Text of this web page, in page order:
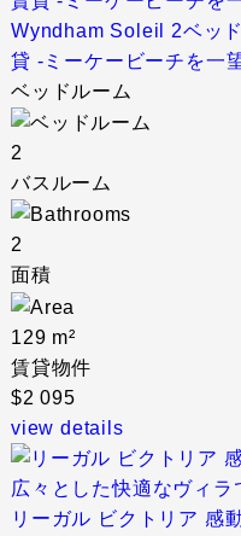
Wyndham Soleil 2ベッ
貸 -ミーケービーチを一
ベッドルーム
2
バスルーム
2
面積
129 m²
賃貸物件
$2 095
view details
リーガル ビクトリア 感